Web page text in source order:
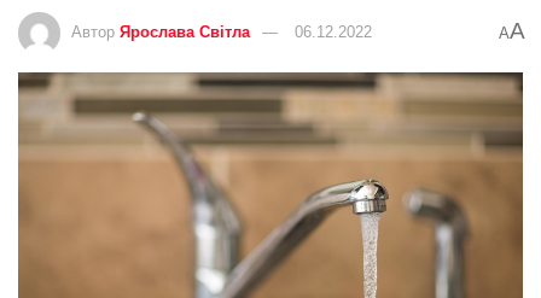
Автор Ярослава Світла 06.12.2022 AA